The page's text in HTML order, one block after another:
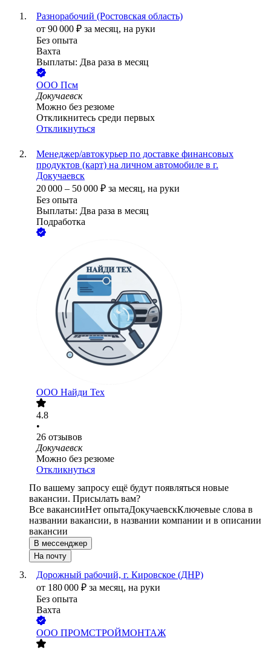
Разнорабочий (Ростовская область)
от 90 000 ₽ за месяц, на руки
Без опыта
Вахта
Выплаты: Два раза в месяц
ООО Псм
Докучаевск
Можно без резюме
Откликнитесь среди первых
Откликнуться
Менеджер/автокурьер по доставке финансовых
продуктов (карт) на личном автомобиле в г.
Докучаевск
20 000 – 50 000 ₽ за месяц, на руки
Без опыта
Выплаты: Два раза в месяц
Подработка
ООО Найди Тех
4.8
•
26 отзывов
Докучаевск
Можно без резюме
Откликнуться
По вашему запросу ещё будут появляться новые
вакансии. Присылать вам?
Все вакансииНет опытаДокучаевскКлючевые слова в
названии вакансии, в названии компании и в описании
вакансии
В мессенджер
На почту
Дорожный рабочий, г. Кировское (ДНР)
от 180 000 ₽ за месяц, на руки
Без опыта
Вахта
ООО ПРОМСТРОЙМОНТАЖ